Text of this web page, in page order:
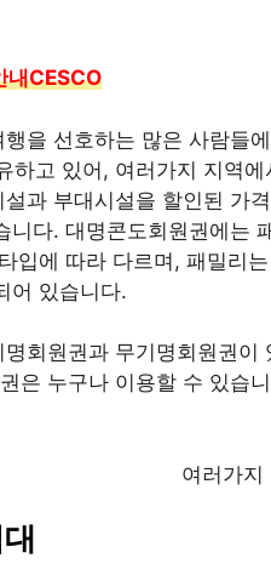
내CESCO
을 선호하는 많은 사람들
하고 있어, 여러가지 지역
과 부대시설을 할인된 가
니다. 대명콘도회원권에는
입에 따라 다르며, 패밀리
어 있습니다.
회원권과 무기명회원권
은 누구나 이용할 수 있습
여러가지